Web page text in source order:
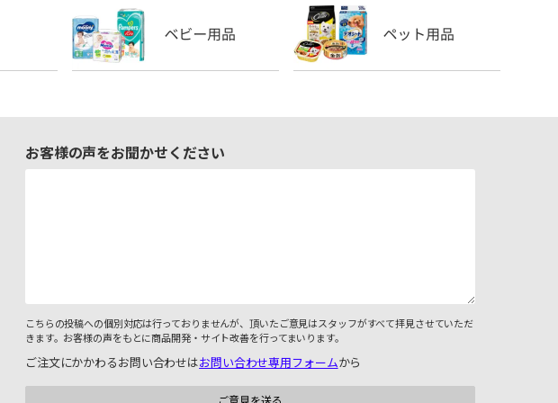
お客様の声をお聞かせください
こちらの投稿への個別対応は行っておりませんが、頂いたご意見はスタッフがすべて拝見させていただ
きます。お客様の声をもとに商品開発・サイト改善を行ってまいります。
ご注文にかかわるお問い合わせはお問い合わせ専用フォームから